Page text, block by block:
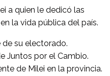
a quien le dedicó las
la vida pública del país.
de su electorado.
Juntos por el Cambio.
de Milei en la provincia.